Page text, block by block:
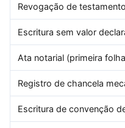
Revogação de testamento
Escritura sem valor
Ata notarial (primeira
Registro de chancela
Escritura de convenção